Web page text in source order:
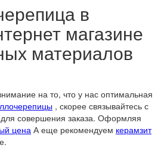
в
магазине
материалов
на то, что у нас оптимальная
, скорее связывайтесь с
совершения заказа. Оформляя
цена А еще рекомендуем керамзит